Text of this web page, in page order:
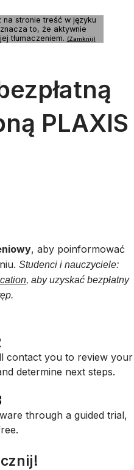
na stronie treść w języku
to, że aktywnie
tłumaczeniem. (Zamknij)
PLAXIS
, aby poinformować
Studenci i nauczyciele:
, aby uzyskać bezpłatny
contact you to review your
determine next steps.
through a guided trial,